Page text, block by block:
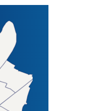
DE LA VILLE